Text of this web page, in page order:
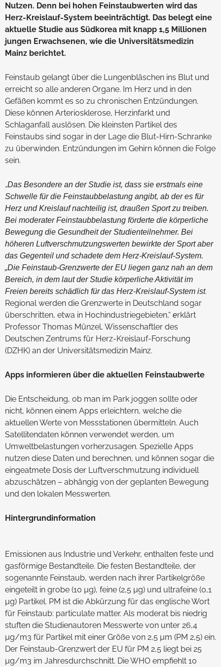
Nutzen. Denn bei hohen Feinstaubwerten wird das
Herz-Kreislauf-System beeinträchtigt. Das belegt eine
aktuelle Studie aus Südkorea mit knapp 1,5 Millionen
jungen Erwachsenen, wie die Universitätsmedizin
Mainz berichtet.
Feinstaub gelangt über die Lungenbläschen ins Blut und
erreicht so alle anderen Organe. Im Herz und in den
Gefäßen kommt es so zu chronischen Entzündungen.
Diese können Arteriosklerose, Herzinfarkt und
Schlaganfall auslösen. Die kleinsten Partikel des
Feinstaubs sind sogar in der Lage die Blut-Hirn-Schranke
zu überwinden. Entzündungen im Gehirn können die Folge
sein.
„Das Besondere an der Studie ist, dass sie erstmals eine
Schwelle für die Feinstaubbelastung angibt, ab der es für
Herz und Kreislauf nachteilig ist, draußen Sport zu treiben.
Bei moderater Feinstaubbelastung förderte die körperliche
Bewegung die Gesundheit der Studienteilnehmer. Bei
höheren Luftverschmutzungswerten bewirkte der Sport aber
das Gegenteil und schadete dem Herz-Kreislauf-System.
„Die Feinstaub-Grenzwerte der EU liegen ganz nah an dem
Bereich, in dem laut der Studie körperliche Aktivität im
Freien bereits schädlich für das Herz-Kreislauf-System ist.
Regional werden die Grenzwerte in Deutschland sogar
überschritten, etwa in Hochindustriegebieten,“ erklärt
Professor Thomas Münzel, Wissenschaftler des
Deutschen Zentrums für Herz-Kreislauf-Forschung
(DZHK) an der Universitätsmedizin Mainz.
Apps informieren über die aktuellen Feinstaubwerte
Die Entscheidung, ob man im Park joggen sollte oder
nicht, können einem Apps erleichtern, welche die
aktuellen Werte von Messstationen übermitteln. Auch
Satellitendaten können verwendet werden, um
Umweltbelastungen vorherzusagen. Spezielle Apps
nutzen diese Daten und berechnen, und können sogar die
eingeatmete Dosis der Luftverschmutzung individuell
abzuschätzen – abhängig von der geplanten Bewegung
und den lokalen Messwerten.
Hintergrundinformation
Emissionen aus Industrie und Verkehr, enthalten feste und
gasförmige Bestandteile. Die festen Bestandteile, der
sogenannte Feinstaub, werden nach ihrer Partikelgröße
eingeteilt in grobe (10 µg), feine (2,5 µg) und ultrafeine (0,1
µg) Partikel. PM ist die Abkürzung für das englische Wort
für Feinstaub: particulate matter. Als moderat bis niedrig
stuften die Studienautoren Messwerte von unter 26,4
µg/m3 für Partikel mit einer Größe von 2,5 µm (PM 2,5) ein.
Der Feinstaub-Grenzwert der EU für PM 2,5 liegt bei 25
µg/m3 im Jahresdurchschnitt. Die WHO empfiehlt 10